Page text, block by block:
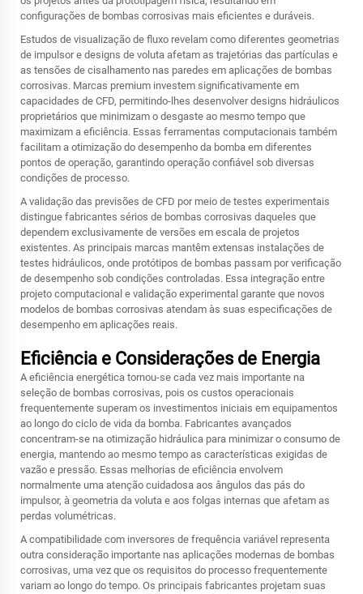
configurações de bombas corrosivas mais eficientes e duráveis.
Estudos de visualização de fluxo revelam como diferentes geometrias
de impulsor e designs de voluta afetam as trajetórias das partículas e
as tensões de cisalhamento nas paredes em aplicações de bombas
corrosivas. Marcas premium investem significativamente em
capacidades de CFD, permitindo-lhes desenvolver designs hidráulicos
proprietários que minimizam o desgaste ao mesmo tempo que
maximizam a eficiência. Essas ferramentas computacionais também
facilitam a otimização do desempenho da bomba em diferentes
pontos de operação, garantindo operação confiável sob diversas
condições de processo.
A validação das previsões de CFD por meio de testes experimentais
distingue fabricantes sérios de bombas corrosivas daqueles que
dependem exclusivamente de versões em escala de projetos
existentes. As principais marcas mantêm extensas instalações de
testes hidráulicos, onde protótipos de bombas passam por verificação
de desempenho sob condições controladas. Essa integração entre
projeto computacional e validação experimental garante que novos
modelos de bombas corrosivas atendam às suas especificações de
desempenho em aplicações reais.
Eficiência e Considerações de Energia
A eficiência energética tornou-se cada vez mais importante na
seleção de bombas corrosivas, pois os custos operacionais
frequentemente superam os investimentos iniciais em equipamentos
ao longo do ciclo de vida da bomba. Fabricantes avançados
concentram-se na otimização hidráulica para minimizar o consumo de
energia, mantendo ao mesmo tempo as características exigidas de
vazão e pressão. Essas melhorias de eficiência envolvem
normalmente uma atenção cuidadosa aos ângulos das pás do
impulsor, à geometria da voluta e aos folgas internas que afetam as
perdas volumétricas.
A compatibilidade com inversores de frequência variável representa
outra consideração importante nas aplicações modernas de bombas
corrosivas, uma vez que os requisitos do processo frequentemente
variam ao longo do tempo. Os principais fabricantes projetam suas